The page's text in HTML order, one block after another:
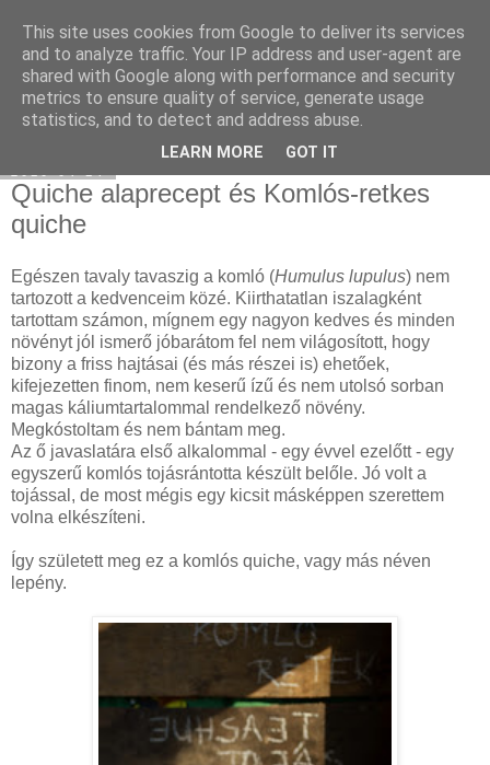
Select food
Quiche alaprecept és Komlós-retkes
quiche
Egészen tavaly tavaszig a komló (Humulus lupulus) nem
tartozott a kedvenceim közé. Kiirthatatlan iszalagként
tartottam számon, mígnem egy nagyon kedves és minden
növényt jól ismerő jóbarátom fel nem világosított, hogy
bizony a friss hajtásai (és más részei is) ehetőek,
kifejezetten finom, nem keserű ízű és nem utolsó sorban
magas káliumtartalommal rendelkező növény.
Megkóstoltam és nem bántam meg.
Az ő javaslatára első alkalommal - egy évvel ezelőtt - egy
egyszerű komlós tojásrántotta készült belőle. Jó volt a
tojással, de most mégis egy kicsit másképpen szerettem
volna elkészíteni.
Így született meg ez a komlós quiche, vagy más néven
lepény.
This site uses cookies from Google to deliver its services
and to analyze traffic. Your IP address and user-agent are
shared with Google along with performance and security
metrics to ensure quality of service, generate usage
statistics, and to detect and address abuse.
LEARN MORE GOT IT